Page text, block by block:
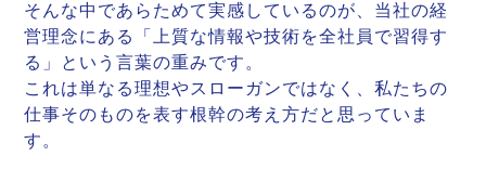
そんな中であらためて実感しているのが、当社の経
営理念にある「上質な情報や技術を全社員で習得す
る」という言葉の重みです。
これは単なる理想やスローガンではなく、私たちの
仕事そのものを表す根幹の考え方だと思っていま
す。